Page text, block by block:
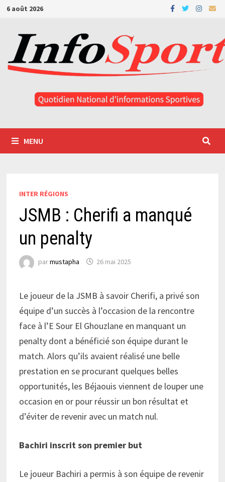
Passer
contenu
6 août 2026
MENU
INTER RÉGIONS
JSMB : Cherifi a manqué
un penalty
parmustapha 26 mai 2025
Le joueur de la JSMB à savoir Cherifi, a privé son
équipe d’un succès à l’occasion de la rencontre
face à l’E Sour El Ghouzlane en manquant un
penalty dont a bénéficié son équipe durant le
match. Alors qu’ils avaient réalisé une belle
prestation en se procurant quelques belles
opportunités, les Béjaouis viennent de louper une
occasion en or pour réussir un bon résultat et
d’éviter de revenir avec un match nul.
Bachiri inscrit son premier but
Le joueur Bachiri a permis à son équipe de revenir